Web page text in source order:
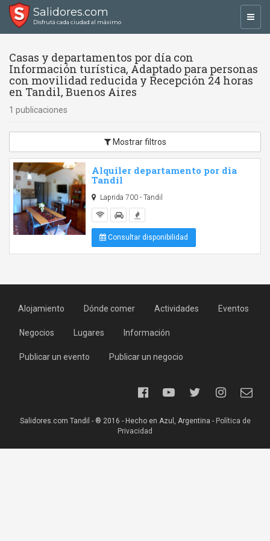
Salidores.com
Disfrutá cada ciudad al máximo
Casas y departamentos por día con
Información turística, Adaptado para personas
con movilidad reducida y Recepción 24 horas
en Tandil, Buenos Aires
1 publicaciones
Mostrar filtros
Alquiler departamento por dia
Tandil
Laprida 700 - Tandil
Consultar disponibilidad
Alojamiento Dónde comer Actividades Eventos
Negocios Lugares Información
Publicar un evento Publicar un negocio
Salidores.com Tandil - ® 2016 - Hecho en Azul, Argentina - Política de
Privacidad